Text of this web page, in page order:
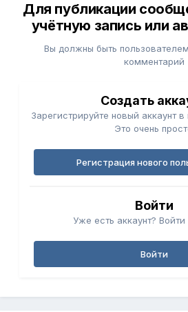
Для публикации
учётную запись или
Вы должны быть
комментарий
Создать
Зарегистрируйте новый аккаунт
Это очень
Регистрация нового
Войти
Уже есть аккаунт?
Войти